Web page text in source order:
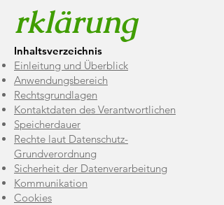
rklärung
Inhaltsverzeichnis
Einleitung und Überblick
Anwendungsbereich
Rechtsgrundlagen
Kontaktdaten des Verantwortlichen
Speicherdauer
Rechte laut Datenschutz-
Grundverordnung
Sicherheit der Datenverarbeitung
Kommunikation
Cookies